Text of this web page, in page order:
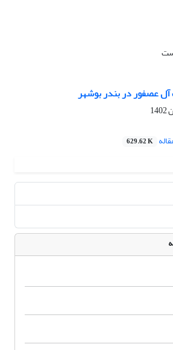
عصفور در بندر بوشهر
629.62 K